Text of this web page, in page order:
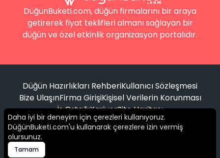
Filtrele
DüğünBuketi.com, düğün firmalarını bir araya
getirerek fiyat teklifleri almanı sağlayan bir
düğün ve özel etkinlik organizasyon portalıdır.
Düğün Hazırlıkları RehberiKullanıcı Sözleşmesi
Bize UlaşınFirma GirişiKişisel Verilerin Korunması
İş OrtağıKariyerSite Haritası
© 2016 -
Daha iyi bir deneyim için çerezleri kullanıyoruz.
DüğünBuketi.com'u kullanarak çerezlere izin vermiş
olursunuz.
Tamam